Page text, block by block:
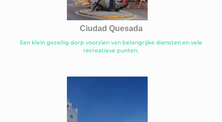
Ciudad Quesada
Een klein gezellig dorp voorzien van belangrijke diensten en vele
recreatieve punten.